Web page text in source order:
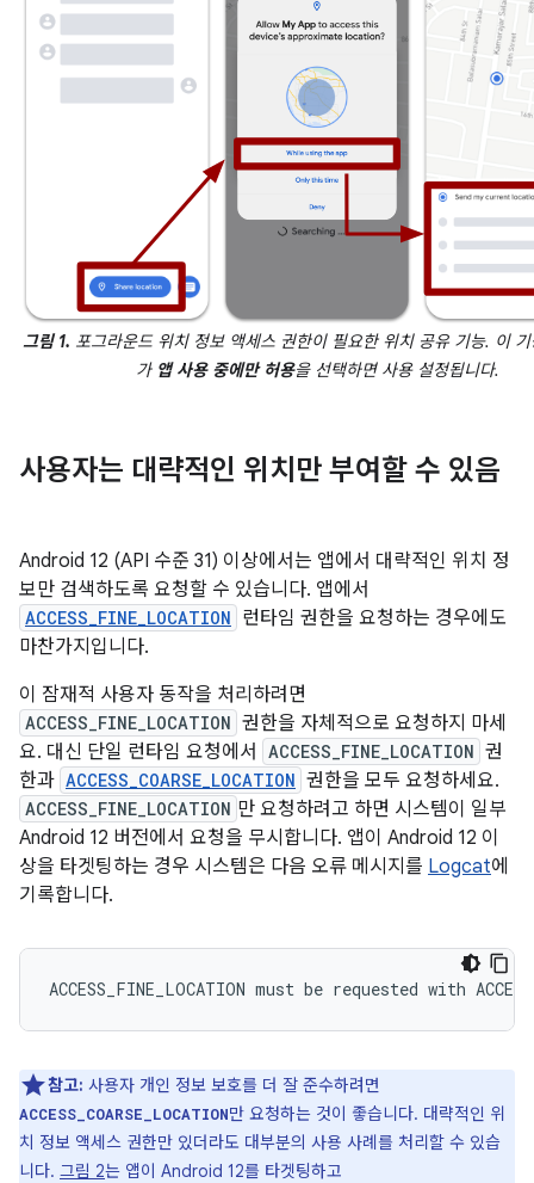
그림 1. 포그라운드 위치 정보 액세스 권한이 필요한 위치 공유 기능. 이
가 앱 사용 중에만 허용을 선택하면 사용 설정됩니다.
사용자는 대략적인 위치만 부여할 수 있음
Android 12 (API 수준 31) 이상에서는 앱에서 대략적인 위치 정
보만 검색하도록 요청할 수 있습니다. 앱에서
ACCESS_FINE_LOCATION 런타임 권한을 요청하는 경우에도
마찬가지입니다.
이 잠재적 사용자 동작을 처리하려면
ACCESS_FINE_LOCATION 권한을 자체적으로 요청하지 마세
요. 대신 단일 런타임 요청에서
ACCESS_FINE_LOCATION 권
한과 ACCESS_COARSE_LOCATION 권한을 모두 요청하세요.
ACCESS_FINE_LOCATION 만 요청하려고 하면 시스템이 일부
Android 12 버전에서 요청을 무시합니다. 앱이 Android 12 이
상을 타겟팅하는 경우 시스템은 다음 오류 메시지를 Logcat에
기록합니다.
참고: 사용자 개인 정보 보호를 더 잘 준수하려면
ACCESS_COARSE_LOCATION만 요청하는 것이 좋습니다. 대략적인 위
치 정보 액세스 권한만 있더라도 대부분의 사용 사례를 처리할 수 있습
니다. 그림 2는 앱이 Android 12를 타겟팅하고